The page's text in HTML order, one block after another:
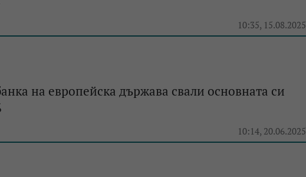
10:35, 15.08.2025
на европейска държава свали основната си
10:14, 20.06.2025